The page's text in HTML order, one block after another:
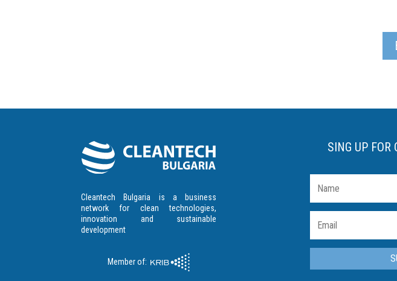
Cleantech Bulgaria is a business
network for clean technologies,
innovation and sustainable
development
Member of:
SING UP FOR